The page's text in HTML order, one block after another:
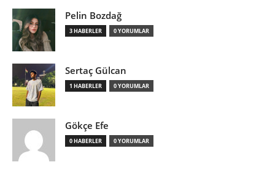
Pelin Bozdağ
3 HABERLER 0 YORUMLAR
Sertaç Gülcan
1 HABERLER 0 YORUMLAR
Gökçe Efe
0 HABERLER 0 YORUMLAR